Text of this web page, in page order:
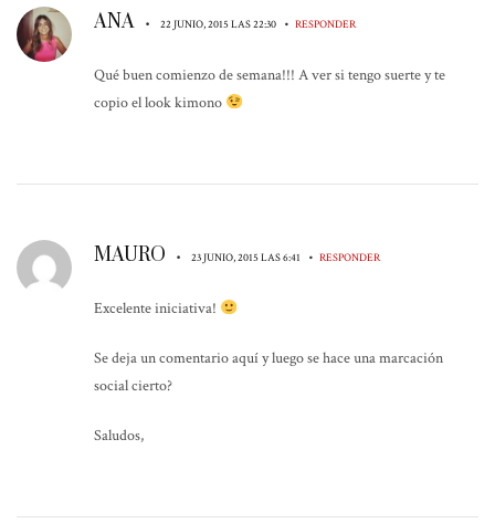
ANA • 22 JUNIO, 2015 LAS 22:30 • RESPONDER
Qué buen comienzo de semana!!! A ver si tengo suerte y te
copio el look kimono
MAURO • 23 JUNIO, 2015 LAS 6:41 • RESPONDER
Excelente iniciativa!
Se deja un comentario aquí y luego se hace una marcación
social cierto?
Saludos,